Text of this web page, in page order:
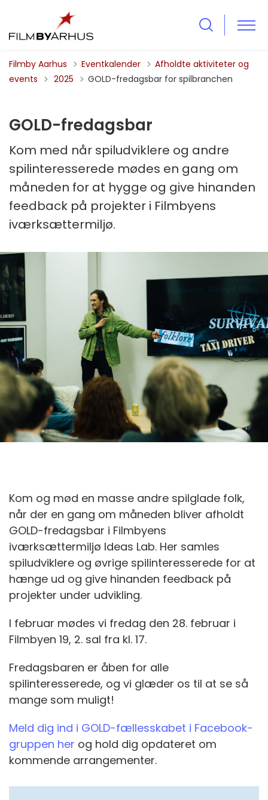
Filmby Aarhus Eventkalender
Afholdte aktiviteter og
events
Tilbage til
2025 GOLD-fredagsbar for spilbranchen
GOLD-fredagsbar
Kom med når spiludviklere og andre
spilinteresserede mødes en gang om
måneden for at hygge og give hinanden
feedback på projekter i Filmbyens
iværksættermiljø.
Kom og mød en masse andre spilglade folk,
når der en gang om måneden bliver afholdt
GOLD-fredagsbar i Filmbyens
iværksættermiljø Ideas Lab. Her samles
spiludviklere og øvrige spilinteresserede for at
hænge ud og give hinanden feedback på
projekter under udvikling.
I februar mødes vi fredag den 28. februar i
Filmbyen 19, 2. sal fra kl. 17.
Fredagsbaren er åben for alle
spilinteresserede, og vi glæder os til at se så
mange som muligt!
Meld dig ind i GOLD-fællesskabet i Facebook-
gruppen her og hold dig opdateret om
kommende arrangementer.